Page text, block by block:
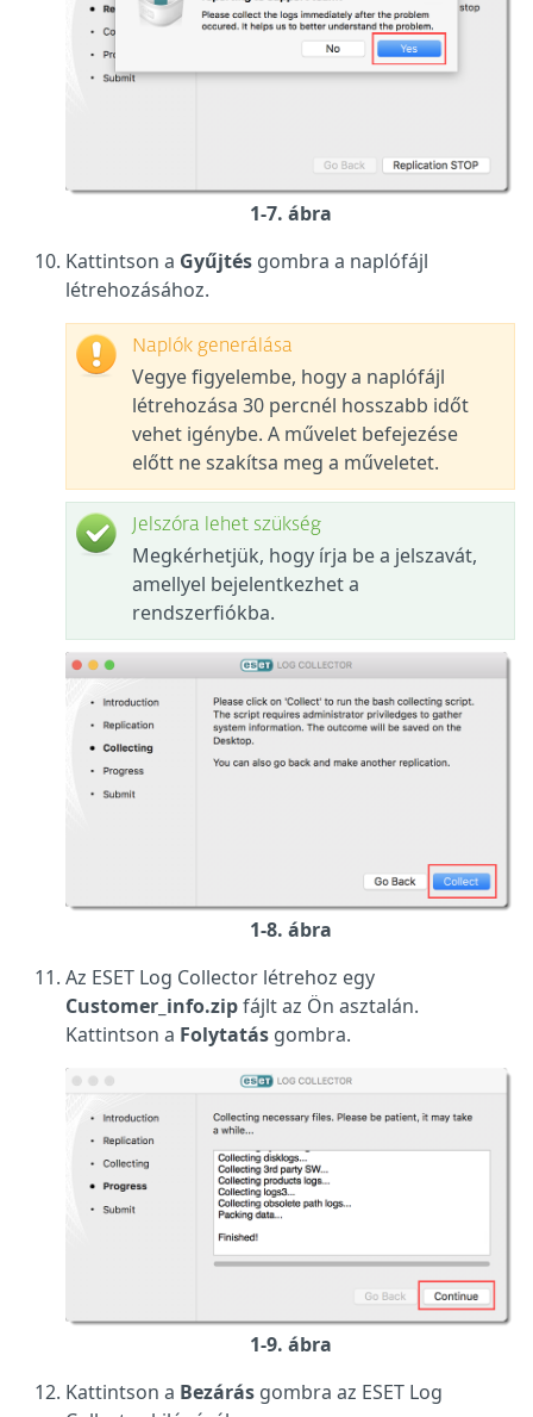
1-7. ábra
Kattintson a Gyűjtés gombra a naplófájl
létrehozásához.
Naplók generálása
Vegye figyelembe, hogy a naplófájl
létrehozása 30 percnél hosszabb időt
vehet igénybe. A művelet befejezése
előtt ne szakítsa meg a műveletet.
Jelszóra lehet szükség
Megkérhetjük, hogy írja be a jelszavát,
amellyel bejelentkezhet a
rendszerfiókba.
1-8. ábra
Az ESET Log Collector létrehoz egy
Customer_info.zipfájlt az Ön asztalán.
Kattintson a Folytatás gombra.
1-9. ábra
Kattintson a Bezárás gombra az ESET Log